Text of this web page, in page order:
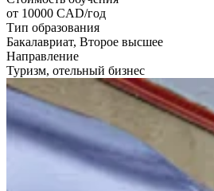
от 10000 CAD/год
Тип образования
Бакалавриат, Второе высшее
Направление
Туризм, отельный бизнес